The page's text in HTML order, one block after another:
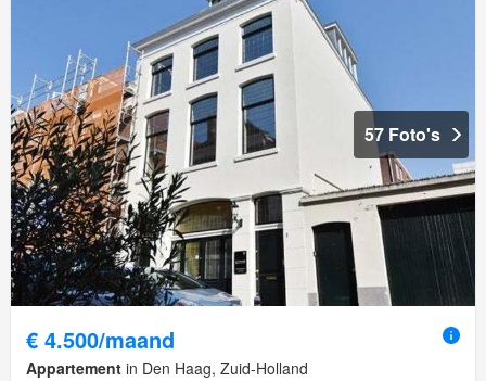
57 Foto's
€ 4.500/maand
Appartement in Den Haag, Zuid-Holland